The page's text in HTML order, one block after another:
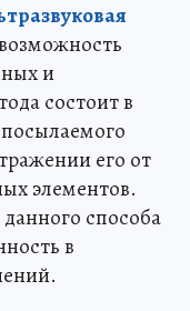
и
состоит в
его от
элементов.
способа
в